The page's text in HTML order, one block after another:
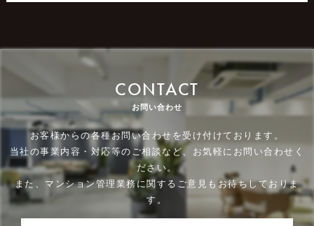
CONTACT
お問い合わせ
お客様からの各種お問い合わせを受け付けております。
当社の事業内容・対応等のご相談など、お気軽にお問い合わせく
ださい。
また、マンション管理業務に関するご意見もお待ちしておりま
す。